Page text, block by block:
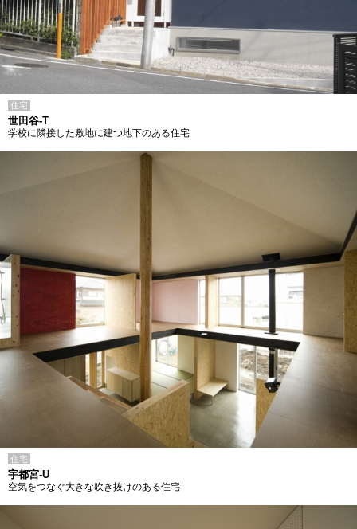
住宅
世田谷-T
学校に隣接した敷地に建つ地下のある住宅
住宅
宇都宮-U
空気をつなぐ大きな吹き抜けのある住宅